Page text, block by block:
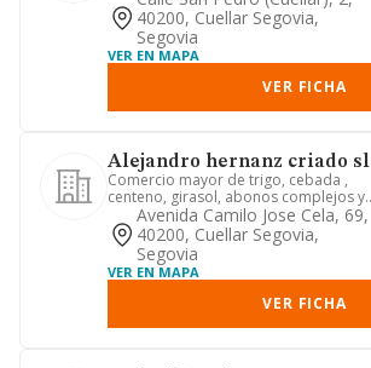
40200, Cuellar Segovia,
Segovia
VER EN MAPA
VER FICHA
Alejandro hernanz criado sl
Comercio mayor de trigo, cebada ,
centeno, girasol, abonos complejos y
semillas
Avenida Camilo Jose Cela, 69,
40200, Cuellar Segovia,
Segovia
VER EN MAPA
VER FICHA